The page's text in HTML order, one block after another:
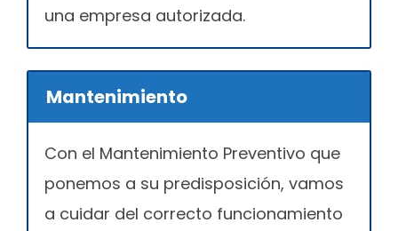
una empresa autorizada.
Mantenimiento
Con el Mantenimiento Preventivo que
ponemos a su predisposición, vamos
a cuidar del correcto funcionamiento